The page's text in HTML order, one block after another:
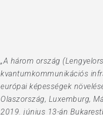
„A három ország
kvantumkommunikációs
európai képességek
Olaszország, Luxemburg,
2019. június 13-án